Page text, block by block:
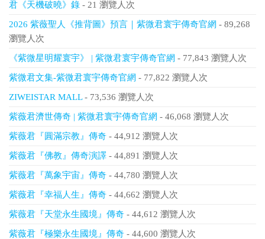
君《天機破曉》錄 - 21 瀏覽人次
2026 紫薇聖人《推背圖》預言｜紫微君寰宇傳奇官網 - 89,268
瀏覽人次
《紫微星明耀寰宇》 | 紫微君寰宇傳奇官網 - 77,843 瀏覽人次
紫微君文集-紫微君寰宇傳奇官網 - 77,822 瀏覽人次
ZIWEISTAR MALL- 73,536 瀏覽人次
紫薇君濟世傳奇 | 紫微君寰宇傳奇官網 - 46,068 瀏覽人次
紫薇君『圓滿宗教』傳奇 - 44,912 瀏覽人次
紫薇君『佛教』傳奇演譯 - 44,891 瀏覽人次
紫薇君『萬象宇宙』傳奇 - 44,780 瀏覽人次
紫薇君『幸福人生』傳奇 - 44,662 瀏覽人次
紫薇君『天堂永生國境』傳奇 - 44,612 瀏覽人次
紫薇君『極樂永生國境』傳奇 - 44,600 瀏覽人次